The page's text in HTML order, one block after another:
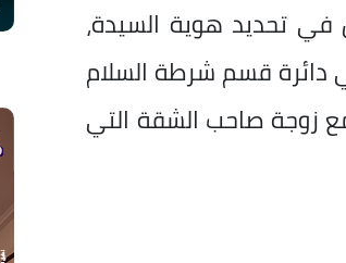
في تحديد هوية السيدة،
وتقيم في دائرة قسم شرطة السلام
زوجة صاحب الشقة التي